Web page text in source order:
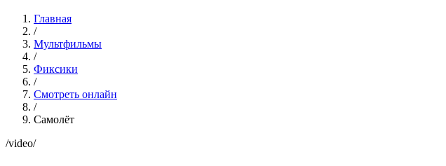
Главная
/
Мультфильмы
/
Фиксики
/
Смотреть онлайн
/
Самолёт
/video/